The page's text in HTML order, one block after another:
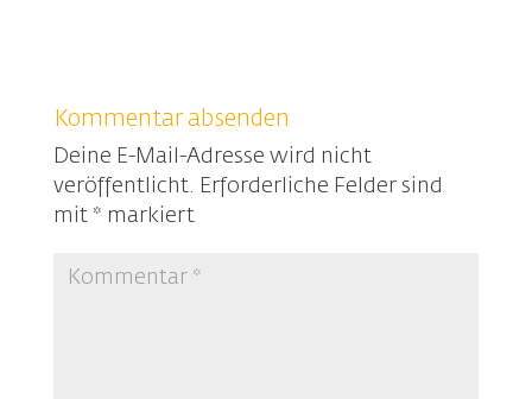
Kommentar absenden
Deine E-Mail-Adresse wird nicht
veröffentlicht. Erforderliche Felder sind
mit * markiert